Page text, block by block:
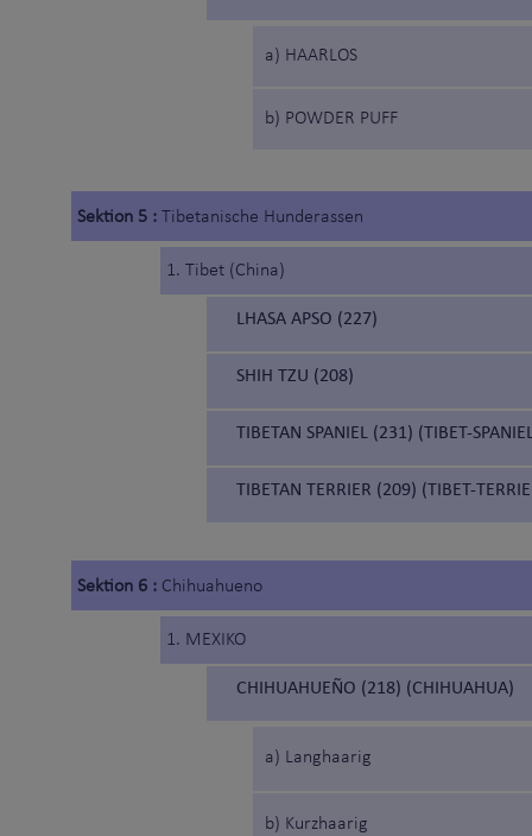
a) HAARLOS
b) POWDER PUFF
Sektion 5 : Tibetanische Hunderassen
1. Tibet (China)
LHASA APSO (227)
SHIH TZU (208)
TIBETAN SPANIEL (231) (TIBET-
TIBETAN TERRIER (209) (TIBET-
Sektion 6 : Chihuahueno
1. MEXIKO
CHIHUAHUEÑO (218) (CHIHUAHUA)
a) Langhaarig
b) Kurzhaarig